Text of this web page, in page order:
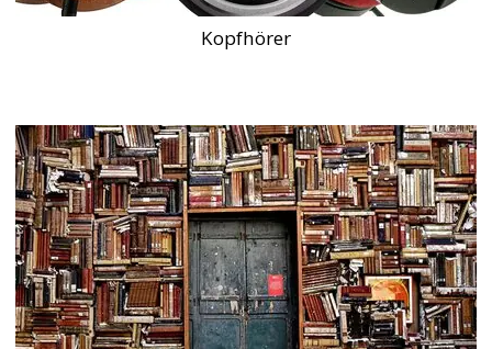
Kopfhörer